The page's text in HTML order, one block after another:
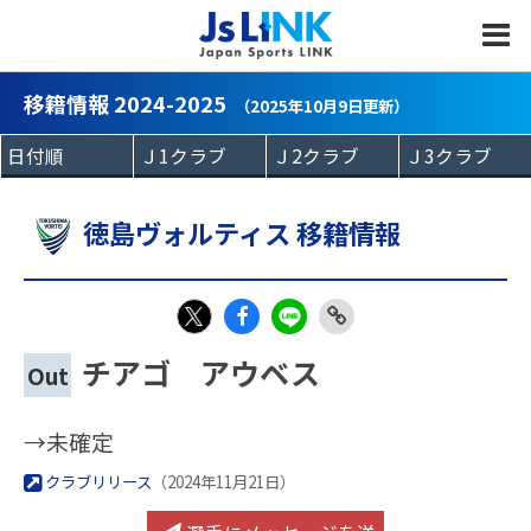
移籍情報 2024-2025 （2025年10月9日更新）
徳島ヴォルティス 移籍情報
eb
E
Out チアゴ アウベス
→未確定
クラブリリース （2024年11月21日）